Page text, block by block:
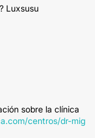
Luxsusu
sobre la clínica
centros/dr-mig